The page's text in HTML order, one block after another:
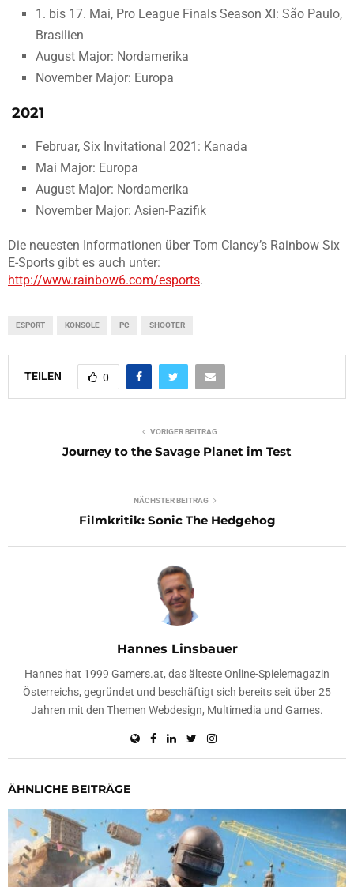
1. bis 17. Mai, Pro League Finals Season XI: São Paulo,
Brasilien
August Major: Nordamerika
November Major: Europa
2021
Februar, Six Invitational 2021: Kanada
Mai Major: Europa
August Major: Nordamerika
November Major: Asien-Pazifik
Die neuesten Informationen über Tom Clancy’s Rainbow Six
E-Sports gibt es auch unter:
http://www.rainbow6.com/esports.
ESPORT KONSOLE PC SHOOTER
TEILEN 0
VORIGER BEITRAG
Journey to the Savage Planet im Test
NÄCHSTER BEITRAG
Filmkritik: Sonic The Hedgehog
Hannes Linsbauer
Hannes hat 1999 Gamers.at, das älteste Online-Spielemagazin
Österreichs, gegründet und beschäftigt sich bereits seit über 25
Jahren mit den Themen Webdesign, Multimedia und Games.
ÄHNLICHE BEITRÄGE